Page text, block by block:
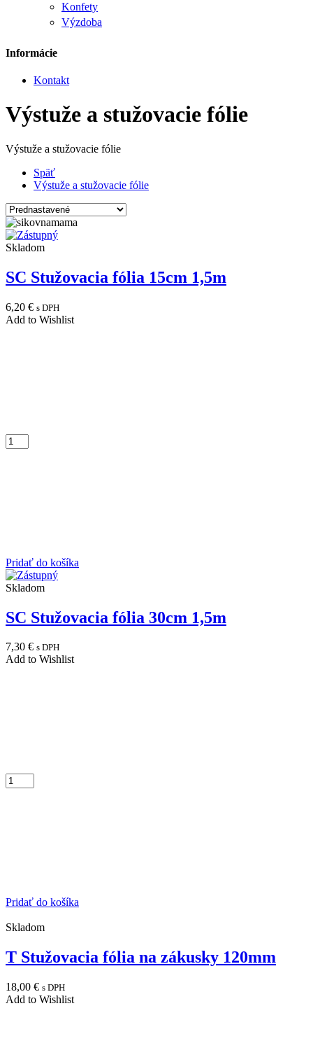
Konfety
Výzdoba
Informácie
Kontakt
Výstuže a stužovacie fólie
Výstuže a stužovacie fólie
Späť
Výstuže a stužovacie fólie
Skladom
SC Stužovacia fólia 15cm 1,5m
6,20 € s DPH
Add to Wishlist
Pridať do košíka
Skladom
SC Stužovacia fólia 30cm 1,5m
7,30 € s DPH
Add to Wishlist
Pridať do košíka
Skladom
T Stužovacia fólia na zákusky 120mm
18,00 € s DPH
Add to Wishlist